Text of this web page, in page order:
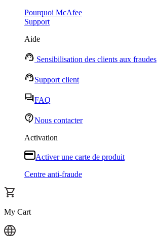
Pourquoi McAfee
Support
Aide
Sensibilisation des clients aux fraudes
Support client
FAQ
Nous contacter
Activation
Activer une carte de produit
Centre anti-fraude
My Cart